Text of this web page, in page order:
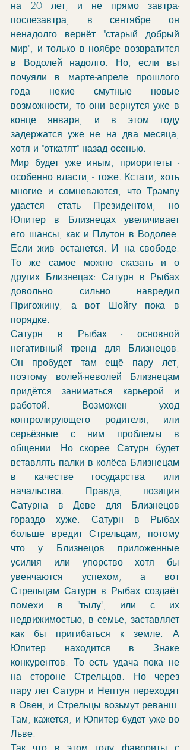
на 20 лет, и не прямо завтра-
послезавтра, в сентябре он
ненадолго вернёт "старый добрый
мир", и только в ноябре возвратится
в Водолей надолго. Но, если вы
почуяли в марте-апреле прошлого
года некие смутные новые
возможности, то они вернутся уже в
конце января, и в этом году
задержатся уже не на два месяца,
хотя и "откатят" назад осенью.
Мир будет уже иным, приоритеты -
особенно власти, - тоже. Кстати, хоть
многие и сомневаются, что Трампу
удастся стать Президентом, но
Юпитер в Близнецах увеличивает
его шансы, как и Плутон в Водолее.
Если жив останется. И на свободе.
То же самое можно сказать и о
других Близнецах: Сатурн в Рыбах
довольно сильно навредил
Пригожину, а вот Шойгу пока в
порядке.
Сатурн в Рыбах - основной
негативный тренд для Близнецов.
Он пробудет там ещё пару лет,
поэтому волей-неволей Близнецам
придётся заниматься карьерой и
работой. Возможен уход
контролирующего родителя, или
серьёзные с ним проблемы в
общении. Но скорее Сатурн будет
вставлять палки в колёса Близнецам
в качестве государства или
начальства. Правда, позиция
Сатурна в Деве для Близнецов
гораздо хуже. Сатурн в Рыбах
больше вредит Стрельцам, потому
что у Близнецов приложенные
усилия или упорство хотя бы
увенчаются успехом, а вот
Стрельцам Сатурн в Рыбах создаёт
помехи в "тылу", или с их
недвижимостью, в семье, заставляет
как бы пригибаться к земле. А
Юпитер находится в Знаке
конкурентов. То есть удача пока не
на стороне Стрельцов. Но через
пару лет Сатурн и Нептун переходят
в Овен, и Стрельцы возьмут реванш.
Там, кажется, и Юпитер будет уже во
Льве.